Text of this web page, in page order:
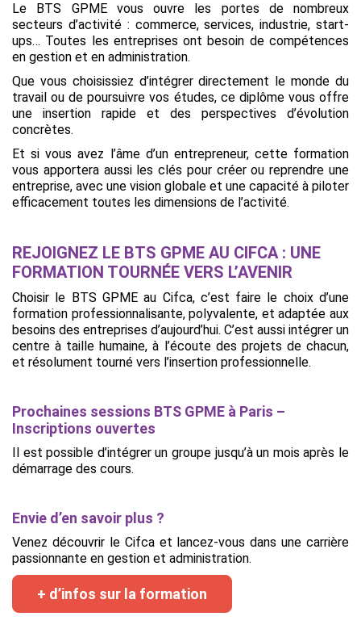
Le BTS GPME vous ouvre les portes de nombreux
secteurs d’activité : commerce, services, industrie, start-
ups… Toutes les entreprises ont besoin de compétences
en gestion et en administration.
Que vous choisissiez d’intégrer directement le monde du
travail ou de poursuivre vos études, ce diplôme vous offre
une insertion rapide et des perspectives d’évolution
concrètes.
Et si vous avez l’âme d’un entrepreneur, cette formation
vous apportera aussi les clés pour créer ou reprendre une
entreprise, avec une vision globale et une capacité à piloter
efficacement toutes les dimensions de l’activité.
REJOIGNEZ LE BTS GPME AU CIFCA : UNE
FORMATION TOURNÉE VERS L’AVENIR
Choisir le BTS GPME au Cifca, c’est faire le choix d’une
formation professionnalisante, polyvalente, et adaptée aux
besoins des entreprises d’aujourd’hui. C’est aussi intégrer un
centre à taille humaine, à l’écoute des projets de chacun,
et résolument tourné vers l’insertion professionnelle.
Prochaines sessions BTS GPME à Paris –
Inscriptions ouvertes
Il est possible d’intégrer un groupe jusqu’à un mois après le
démarrage des cours.
Envie d’en savoir plus ?
Venez découvrir le Cifca et lancez-vous dans une carrière
passionnante en gestion et administration.
+ d’infos sur la formation